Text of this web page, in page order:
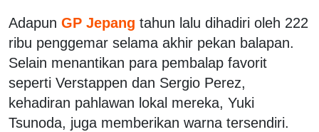
Adapun GP Jepang tahun lalu dihadiri oleh 222
ribu penggemar selama akhir pekan balapan.
Selain menantikan para pembalap favorit
seperti Verstappen dan Sergio Perez,
kehadiran pahlawan lokal mereka, Yuki
Tsunoda, juga memberikan warna tersendiri.